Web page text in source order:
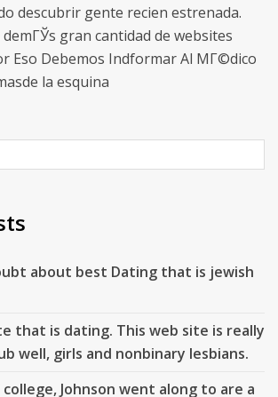
descubrir gente recien estrenada.
gran cantidad de websites
Eso Debemos Indformar Al MГ©dico
la esquina
about best Dating that is jewish
that is dating. This web site is really
well, girls and nonbinary lesbians.
Johnson went along to are a